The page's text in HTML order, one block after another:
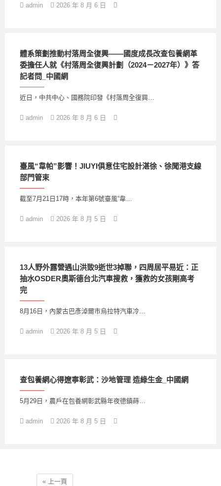
admin 2026 年 8 月 6 日
體系策劃推動村落周全復興——國度成長改查包養網革
委擔任人就《村落周全復興計劃（2024－2027年）》答
記者問_中國網
近日，中共中心、國務院印發《村落周全復興…
admin 2026 年 8 月 6 日
臺風“韋帕”影響！JIUYI俱意住宅設計湛徐、徐聞港支線
部門管束
截至7月21日17時，本年第6號臺風“韋…
admin 2026 年 8 月 5 日
13人野外露營遇山洪致9逝世3掉聯，四周居平易近：正
抽水OSDER奧斯德台北汽車搜救，獲救的女孩剛高考
完
8月16日，內蒙古巴彥淖爾市烏拉特汽車冷…
admin 2026 年 8 月 5 日
查包養網心得遼寧彰武：沙地管理 造綠生金_中國網
5月29日，農戶在包養網彰武縣年夜德鎮蒔…
admin 2026 年 8 月 5 日
« 上一頁